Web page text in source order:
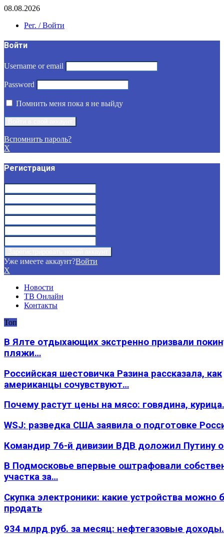
08.08.2026
Рег. / Войти
Войти
Username or email
Password
Помнить меня пока я не выйду
Вспомнить пароль?
X
Регистрация
Уже имеете аккаунт?Войти
X
Новости
ТВ Онлайн
Контакты
Топ
В Ялте отдыхающих экстренно призвали
пляжи…
Российская шестовичка Разина рассказала, как
американцы сочувствуют…
Почему растут цены на мясо: говядина,
WSJ: разведка США заявила о подготовке
Командир 76-й дивизии ВДВ доложил Путину
В Подмосковье впервые оштрафовали
участка за…
Скупка электроники: какие устройства можно
продать
934 млрд руб. за месяц: нефтегазовые